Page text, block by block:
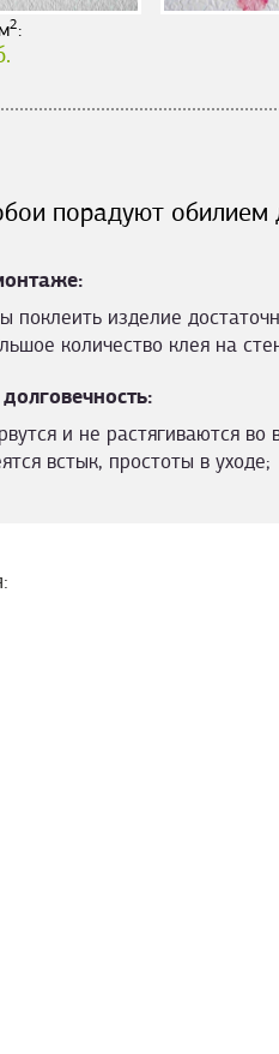
2:
порадуют обилием
поклеить изделие
количество клея на
и не растягиваются во
встык, простоты в уходе;